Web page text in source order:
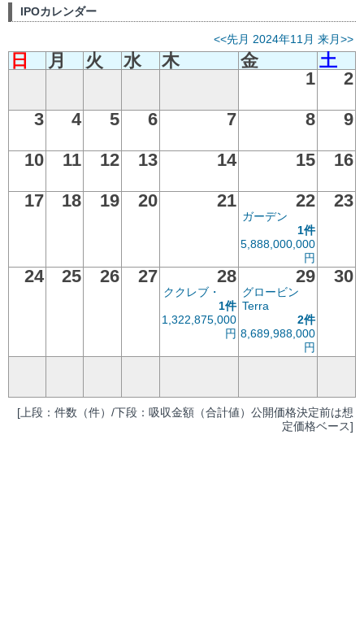
IPOカレンダー
<<先月 2024年11月 来月>>
日 月 火 水 木 金
土
1
2
3
4 5 6 7 8
9
10
11 12 13 14 15
16
17
18 19 20 21 22
ガーデン
1件
5,888,000,000
円
23
24 25 26 27 28
ククレブ・
1件
1,322,875,000
円
29
グロービン
Terra
2件
8,689,988,000
円
30
[上段：件数（件）/下段：吸収金額（合計値）公開価格決定前は想
定価格ベース]